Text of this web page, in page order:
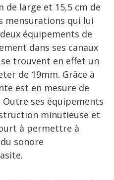
de large et 15,5 cm de
mensurations qui lui
équipements de
dans ses canaux
trouvent en effet un
de 19mm. Grâce à
est en mesure de
ses équipements
minutieuse et
à permettre à
sonore